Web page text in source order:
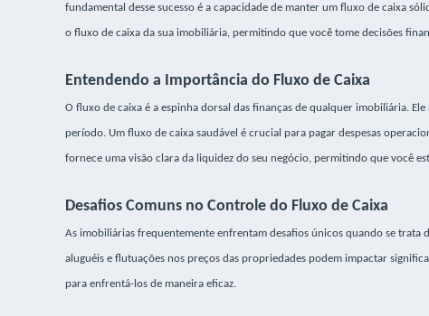
fundamental desse sucesso é a capacidade de manter um fluxo de caixa
o fluxo de caixa da sua imobiliária, permitindo que você tome decisões
Entendendo a Importância do Fluxo de Caixa
O fluxo de caixa é a espinha dorsal das finanças de qualquer imobiliária.
período. Um fluxo de caixa saudável é crucial para pagar despesas
fornece uma visão clara da liquidez do seu negócio, permitindo que você
Desafios Comuns no Controle do Fluxo de Caixa
As imobiliárias frequentemente enfrentam desafios únicos quando se
aluguéis e flutuações nos preços das propriedades podem impactar
para enfrentá-los de maneira eficaz.